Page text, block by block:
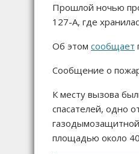
Прошлой ночью
127-А, где
Об этом сообщает
Сообщение о
К месту вызова
спасателей, одно
газодымозащитной
площадью около